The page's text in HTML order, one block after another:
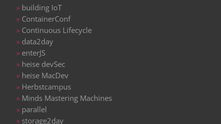
» building IoT
» ContainerConf
» Continuous Lifecycle
» data2day
» enterJS
» heise devSec
» heise MacDev
» Herbstcampus
» Minds Mastering Machines
» parallel
» storage2day